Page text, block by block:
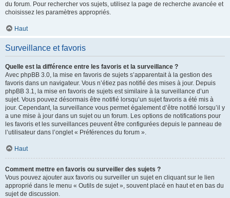
du forum. Pour rechercher vos sujets, utilisez la page de recherche avancée et
choisissez les paramètres appropriés.
Haut
Surveillance et favoris
Quelle est la différence entre les favoris et la surveillance ?
Avec phpBB 3.0, la mise en favoris de sujets s’apparentait à la gestion des
favoris dans un navigateur. Vous n’étiez pas notifié des mises à jour. Depuis
phpBB 3.1, la mise en favoris de sujets est similaire à la surveillance d’un
sujet. Vous pouvez désormais être notifié lorsqu’un sujet favoris a été mis à
jour. Cependant, la surveillance vous permet également d’être notifié lorsqu’il y
a une mise à jour dans un sujet ou un forum. Les options de notifications pour
les favoris et les surveillances peuvent être configurées depuis le panneau de
l’utilisateur dans l’onglet « Préférences du forum ».
Haut
Comment mettre en favoris ou surveiller des sujets ?
Vous pouvez ajouter aux favoris ou surveiller un sujet en cliquant sur le lien
approprié dans le menu « Outils de sujet », souvent placé en haut et en bas du
sujet de discussion.